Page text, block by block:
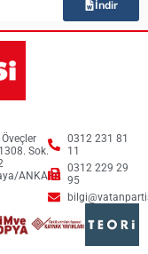
İndir
Öveçler
Sok.
ANKARA
0312 231 81
11
0312 229 29
95